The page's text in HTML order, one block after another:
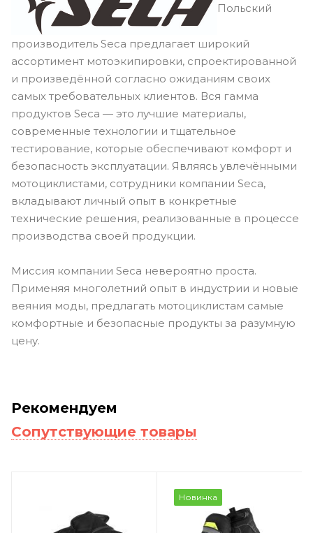
Польский
производитель Seca предлагает широкий
ассортимент мотоэкипировки, спроектированной
и произведённой согласно ожиданиям своих
самых требовательных клиентов. Вся гамма
продуктов Seca — это лучшие материалы,
современные технологии и тщательное
тестирование, которые обеспечивают комфорт и
безопасность эксплуатации. Являясь увлечёнными
мотоциклистами, сотрудники компании Seca,
вкладывают личный опыт в конкретные
технические решения, реализованные в процессе
производства своей продукции.
Миссия компании Seca невероятно проста.
Применяя многолетний опыт в индустрии и новые
веяния моды, предлагать мотоциклистам самые
комфортные и безопасные продукты за разумную
цену.
Рекомендуем
Сопутствующие товары
Новинка